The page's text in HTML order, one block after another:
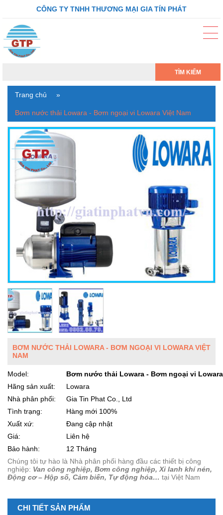
CÔNG TY TNHH THƯƠNG MẠI GIA TÍN PHÁT
TÌM KIẾM
Trang chủ »
Bơm nước thải Lowara - Bơm ngoại vi Lowara Việt Nam
BƠM NƯỚC THẢI LOWARA - BƠM NGOẠI VI LOWARA VIỆT
NAM
Model:
Bơm nước thải Lowara - Bơm ngoại vi
Hãng sản xuất:
Lowara
Nhà phân phối:
Gia Tin Phat Co., Ltd
Tình trạng:
Hàng mới 100%
Xuất xứ:
Đang cập nhật
Giá:
Liên hệ
Bảo hành:
12 Tháng
Chúng tôi tự hào là Nhà phân phối hàng đầu các thiết bị công
nghiệp: Van công nghiệp, Bơm công nghiệp, Xi lanh khí nén,
Động cơ – Hộp số, Cảm biến, Tự động hóa… tại Việt Nam
CHI TIẾT SẢN PHẨM